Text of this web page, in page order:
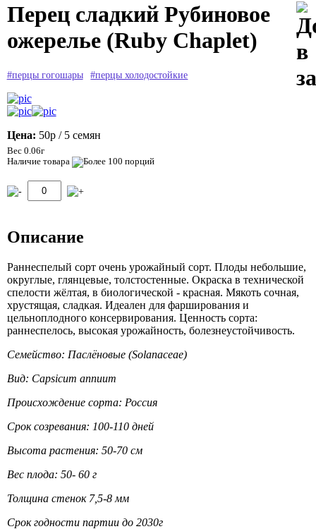
Перец сладкий Рубиновое
ожерелье (Ruby Chaplet)
#перцы гогошары #перцы холодостойкие
Цена: 50р / 5 семян
Вес 0.06г
Наличие товара
Описание
Раннеспелый сорт очень урожайный сорт. Плоды небольшие,
округлые, глянцевые, толстостенные. Окраска в технической
спелости жёлтая, в биологической - красная. Мякоть сочная,
хрустящая, сладкая. Идеален для фарширования и
цельноплодного консервирования. Ценность сорта:
раннеспелось, высокая урожайность, болезнеустойчивость.
Семейство: Паслёновые (Solanaceae)
Вид: Capsicum annuum
Происхождение сорта: Россия
Срок созревания: 100-110 дней
Высота растения: 50-70 см
Вес плода: 50- 60 г
Толщина стенок 7,5-8 мм
Срок годности партии до 2030г